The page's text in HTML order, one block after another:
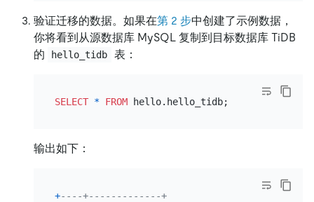
验证迁移的数据。如果在第 2 步中创建了示例数据，
你将看到从源数据库 MySQL 复制到目标数据库 TiDB
的
hello_tidb 表：
SELECT * FROM
输出如下：
+----+-------------+